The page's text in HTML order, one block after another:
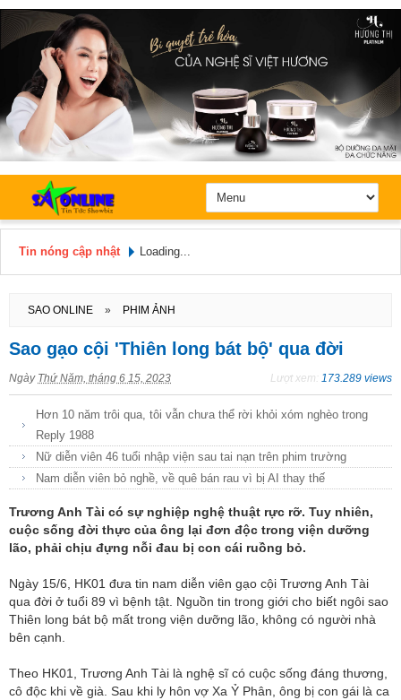
Tin nóng cập nhật Loading...
SAO ONLINE » PHIM ẢNH
Sao gạo cội 'Thiên long bát bộ' qua đời
Ngày Thứ Năm, tháng 6 15, 2023 Lượt xem: 173.289 views
Hơn 10 năm trôi qua, tôi vẫn chưa thể rời khỏi xóm nghèo trong
Reply 1988
Nữ diễn viên 46 tuổi nhập viện sau tai nạn trên phim trường
Nam diễn viên bỏ nghề, về quê bán rau vì bị AI thay thế
Trương Anh Tài có sự nghiệp nghệ thuật rực rỡ. Tuy nhiên,
cuộc sống đời thực của ông lại đơn độc trong viện dưỡng
lão, phải chịu đựng nỗi đau bị con cái ruồng bỏ.
Ngày 15/6, HK01 đưa tin nam diễn viên gạo cội Trương Anh Tài
qua đời ở tuổi 89 vì bệnh tật. Nguồn tin trong giới cho biết ngôi sao
Thiên long bát bộ mất trong viện dưỡng lão, không có người nhà
bên cạnh.
Theo HK01, Trương Anh Tài là nghệ sĩ có cuộc sống đáng thương,
cô độc khi về già. Sau khi ly hôn vợ Xa Ỷ Phân, ông bị con gái là ca